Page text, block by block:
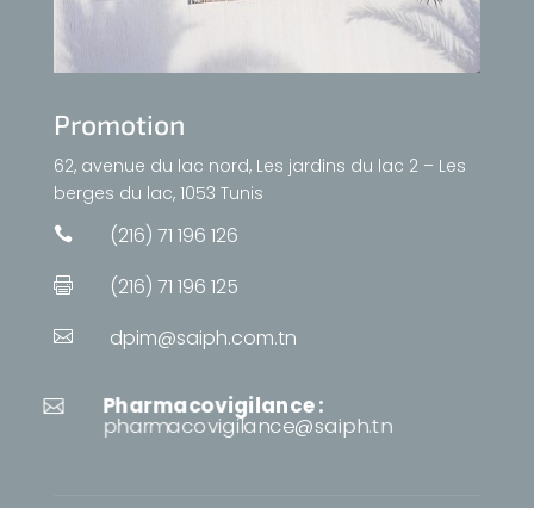
Promotion
62, avenue du lac nord, Les jardins du lac 2 – Les
berges du lac, 1053 Tunis
 (216) 71 196 126
 (216) 71 196 125
 dpim@saiph.com.tn
 Pharmacovigilance :
pharmacovigilance@saiph.tn